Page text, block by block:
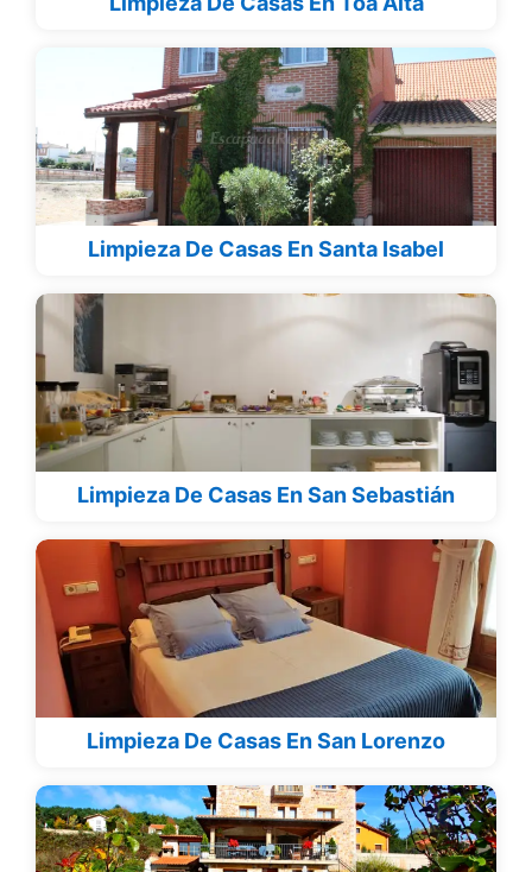
Limpieza De Casas En Santa Isabel
Limpieza De Casas En San Sebastián
Limpieza De Casas En San Lorenzo